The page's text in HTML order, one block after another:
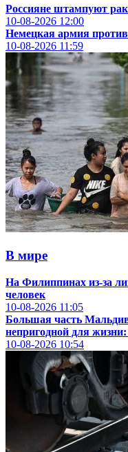
Россияне штампуют
10-08-2026 12:00
Немецкая армия
10-08-2026 11:59
В мире
На Филиппинах из-за
человек
10-08-2026 11:05
Большая часть Мальдив
непригодной для
10-08-2026 10:54